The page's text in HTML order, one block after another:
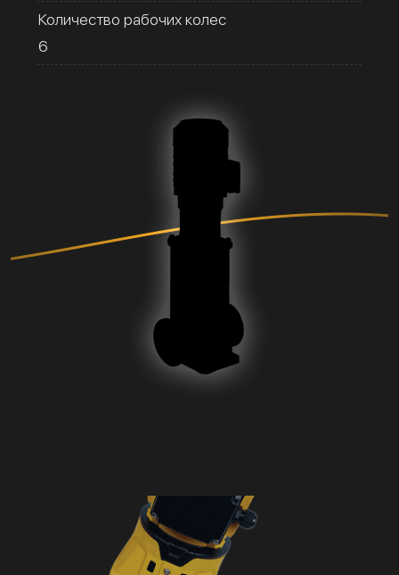
Количество рабочих колес
6